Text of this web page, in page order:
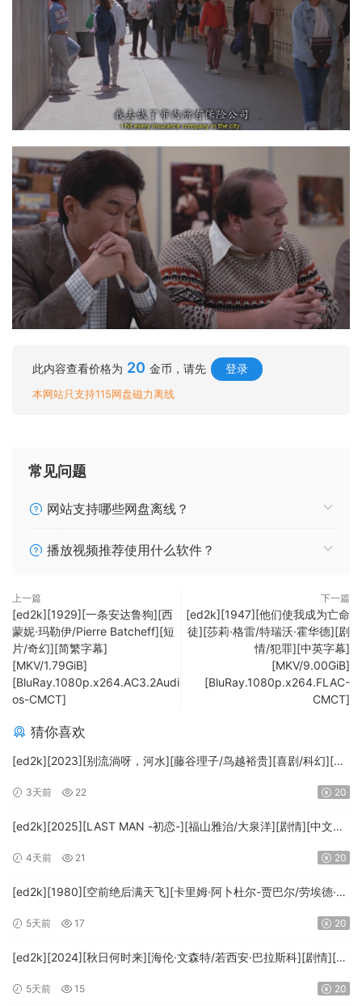
此内容查看价格为 20 金币，请先 登录
本网站只支持115网盘磁力离线
常见问题
网站支持哪些网盘离线？
播放视频推荐使用什么软件？
上一篇
[ed2k][1929][一条安达鲁狗][西
蒙妮·玛勒伊/Pierre Batcheff][短
片/奇幻][简繁字幕]
[MKV/1.79GiB]
[BluRay.1080p.x264.AC3.2Audi
os-CMCT]
下一篇
[ed2k][1947][他们使我成为亡命
徒][莎莉·格雷/特瑞沃·霍华德][剧
情/犯罪][中英字幕]
[MKV/9.00GiB]
[BluRay.1080p.x264.FLAC-
CMCT]
猜你喜欢
[ed2k][2023][别流淌呀，河水][藤谷理子/鸟越裕贵][喜剧/科幻][中
3天前 22 20
[ed2k][2025][LAST MAN -初恋-][福山雅治/大泉洋][剧情][中文字
4天前 21 20
[ed2k][1980][空前绝后满天飞][卡里姆·阿卜杜尔-贾巴尔/劳埃德·布
HD.MA5.1.x265.10bit-BeiTai]
5天前 17 20
[ed2k][2024][秋日何时来][海伦·文森特/若西安·巴拉斯科][剧情][中
FRDS]
5天前 15 20